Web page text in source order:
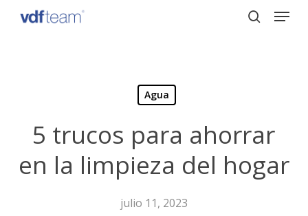
Menu
Agua
5 trucos para ahorrar
en la limpieza del hogar
julio 11, 2023